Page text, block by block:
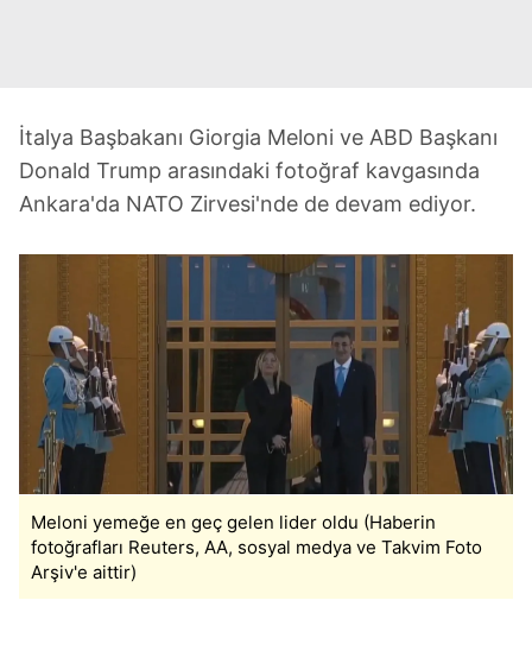
İtalya Başbakanı Giorgia Meloni ve ABD Başkanı
Donald Trump arasındaki fotoğraf kavgasında
Ankara'da NATO Zirvesi'nde de devam ediyor.
Meloni yemeğe en geç gelen lider oldu (Haberin
fotoğrafları Reuters, AA, sosyal medya ve Takvim Foto
Arşiv'e aittir)